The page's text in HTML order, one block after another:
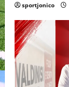
sportjonico